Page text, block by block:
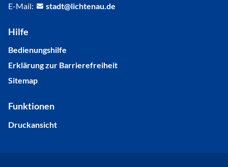
E-Mail:
st dt l cht n d
Hilfe
Bedienungshilfe
Erklärung zur Barrierefreiheit
Sitemap
Funktionen
Druckansicht